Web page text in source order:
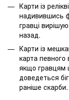
Карти із
надивившись
гравці
назад.
Карти із
карта певного
якщо гравцям
доведеться
раніше скарби.